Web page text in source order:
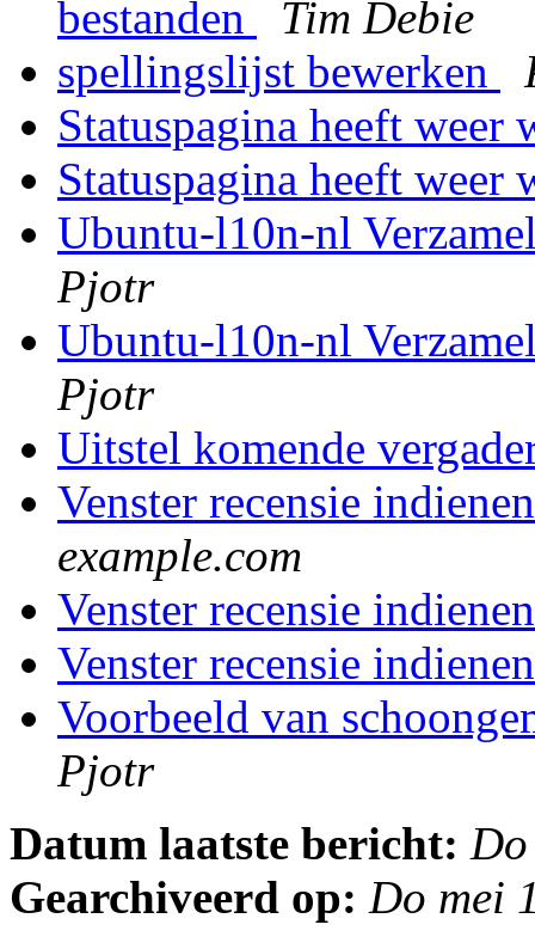
bestanden
Tim Debie
spellingslijst bewerken
Statuspagina heeft weer
Statuspagina heeft weer
Ubuntu-l10n-nl
Pjotr
Ubuntu-l10n-nl
Pjotr
Uitstel komende
Venster recensie
example.com
Venster recensie
Venster recensie
Voorbeeld van
Pjotr
Datum laatste bericht:
Gearchiveerd op: Do mei